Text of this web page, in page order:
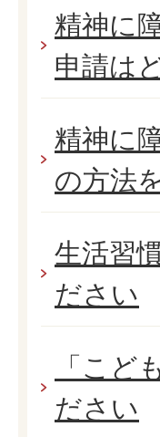
精神に
申請は
精神に
の方法
生活習
ださい
「こど
ださい